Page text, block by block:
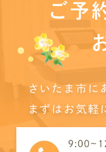
ご予
さいたま市に
まずはお気軽